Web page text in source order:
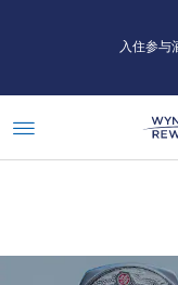
入住参与